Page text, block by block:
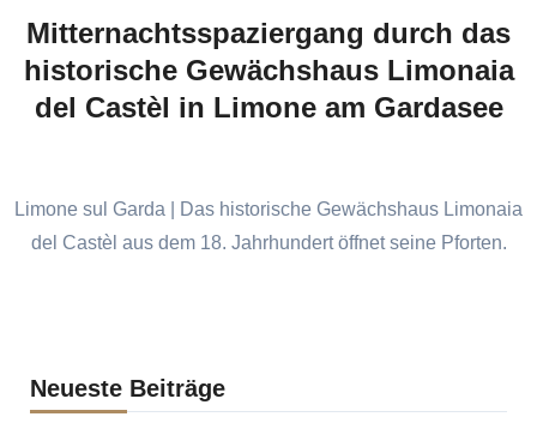
Mitternachtsspaziergang durch das
historische Gewächshaus Limonaia
del Castèl in Limone am Gardasee
Limone sul Garda | Das historische Gewächshaus Limonaia
del Castèl aus dem 18. Jahrhundert öffnet seine Pforten.
Neueste Beiträge